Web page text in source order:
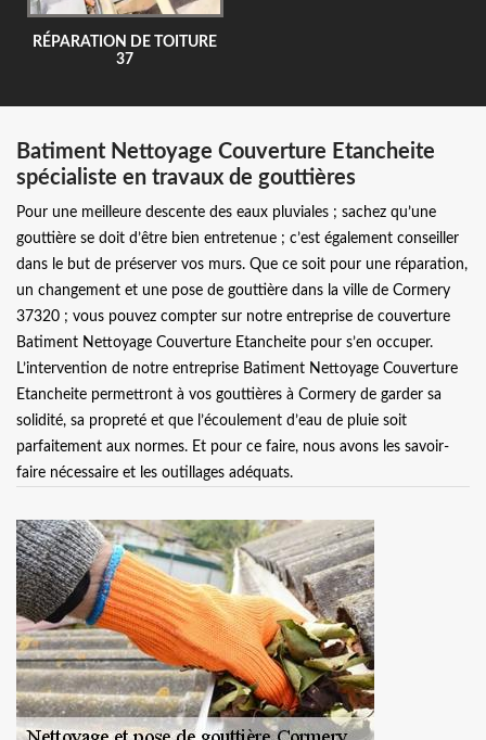
RÉPARATION DE TOITURE
37
Batiment Nettoyage Couverture Etancheite
spécialiste en travaux de gouttières
Pour une meilleure descente des eaux pluviales ; sachez qu’une
gouttière se doit d’être bien entretenue ; c’est également conseiller
dans le but de préserver vos murs. Que ce soit pour une réparation,
un changement et une pose de gouttière dans la ville de Cormery
37320 ; vous pouvez compter sur notre entreprise de couverture
Batiment Nettoyage Couverture Etancheite pour s’en occuper.
L’intervention de notre entreprise Batiment Nettoyage Couverture
Etancheite permettront à vos gouttières à Cormery de garder sa
solidité, sa propreté et que l’écoulement d’eau de pluie soit
parfaitement aux normes. Et pour ce faire, nous avons les savoir-
faire nécessaire et les outillages adéquats.